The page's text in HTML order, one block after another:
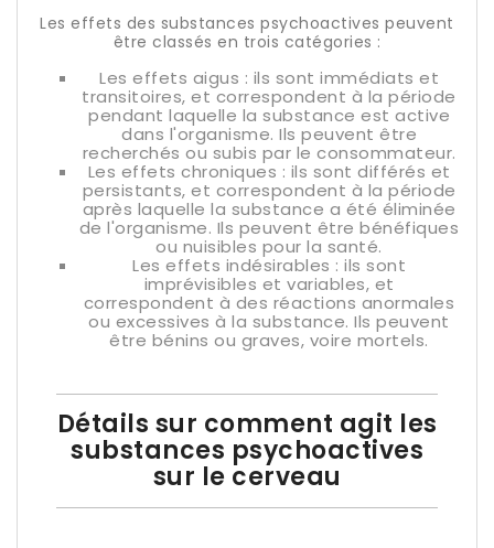
Les effets des substances psychoactives peuvent
être classés en trois catégories :
Les effets aigus : ils sont immédiats et
transitoires, et correspondent à la période
pendant laquelle la substance est active
dans l'organisme. Ils peuvent être
recherchés ou subis par le consommateur.
Les effets chroniques : ils sont différés et
persistants, et correspondent à la période
après laquelle la substance a été éliminée
de l'organisme. Ils peuvent être bénéfiques
ou nuisibles pour la santé.
Les effets indésirables : ils sont
imprévisibles et variables, et
correspondent à des réactions anormales
ou excessives à la substance. Ils peuvent
être bénins ou graves, voire mortels.
Détails sur comment agit les
substances psychoactives
sur le cerveau